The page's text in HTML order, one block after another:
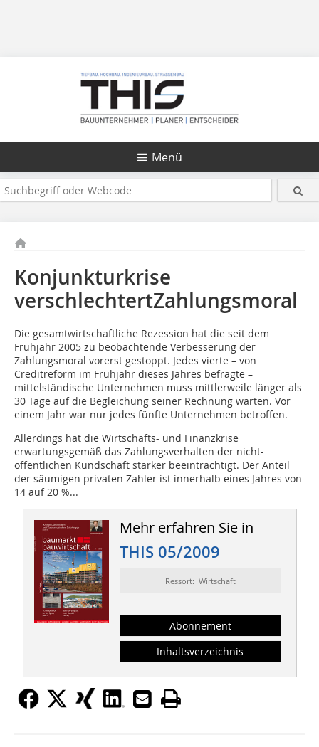
Menü
Konjunkturkrise
verschlechtertZahlungsmoral
Die gesamtwirtschaftliche Rezession hat die seit dem
Frühjahr 2005 zu beobachtende Verbesserung der
Zahlungsmoral vorerst gestoppt. Jedes vierte – von
Creditreform im Frühjahr dieses Jahres befragte –
mittelständische Unternehmen muss mittlerweile länger als
30 Tage auf die Begleichung seiner Rechnung warten. Vor
einem Jahr war nur jedes fünfte Unternehmen betroffen.
Allerdings hat die Wirtschafts- und Finanzkrise
erwartungsgemäß das Zahlungsverhalten der nicht-
öffentlichen Kundschaft stärker beeinträchtigt. Der Anteil
der säumigen privaten Zahler ist innerhalb eines Jahres von
14 auf 20 %...
Mehr erfahren Sie in
THIS 05/2009
Ressort: Wirtschaft
Abonnement
Inhaltsverzeichnis